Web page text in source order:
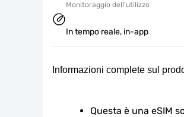
Monitoraggio dell'utilizzo
In tempo reale, in-app
Informazioni complete sul
Questa è una eSIM